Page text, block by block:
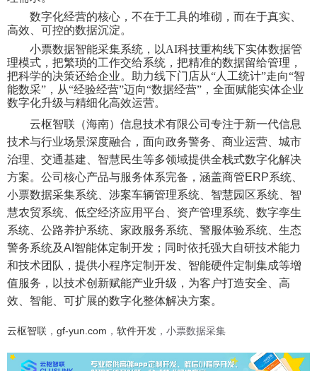
数字化经营的核心，不在于工具的堆砌，而在于真实、
高效、可控的数据沉淀。
小票数据智能采集系统，以AI科技重构线下实体数据管
理模式，把繁琐的工作交给系统，把精准的数据留给管理，
把科学的决策还给企业。助力线下门店从“人工统计”走向“智
能数采”，从“经验经营”迈向“数据经营”，全面赋能实体企业
数字化升级与精细化高效运营。
云枢智联（海南）信息技术有限公司 专注于新一代信息
技术与行业场景深度融合，面向政务警务、商业运营、城市
治理、交通基建、智慧民生等多领域提供全栈式数字化解决
方案。公司核心产品与服务体系完备，涵盖商管ERP系统、
小票数据采集系统、涉案车辆管理系统、智慧园区系统、智
慧农贸系统、低空经济应用平台、资产管理系统、数字孪生
系统、公路养护系统、家政服务系统、警服体验系统、生态
警务系统及AI智能体定制开发；同时依托强大自研技术能力
和技术团队，提供小程序定制开发、智能硬件定制集成等增
值服务，以技术创新赋能产业升级，为客户打造安全、高
效、智能、可扩展的数字化整体解决方案。
云枢智联 ， gf-yun.com ， 软件开发 ，小票数据采集